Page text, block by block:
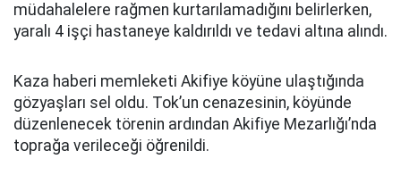
müdahalelere rağmen kurtarılamadığını belirlerken,
yaralı 4 işçi hastaneye kaldırıldı ve tedavi altına alındı.
Kaza haberi memleketi Akifiye köyüne ulaştığında
gözyaşları sel oldu. Tok’un cenazesinin, köyünde
düzenlenecek törenin ardından Akifiye Mezarlığı’nda
toprağa verileceği öğrenildi.